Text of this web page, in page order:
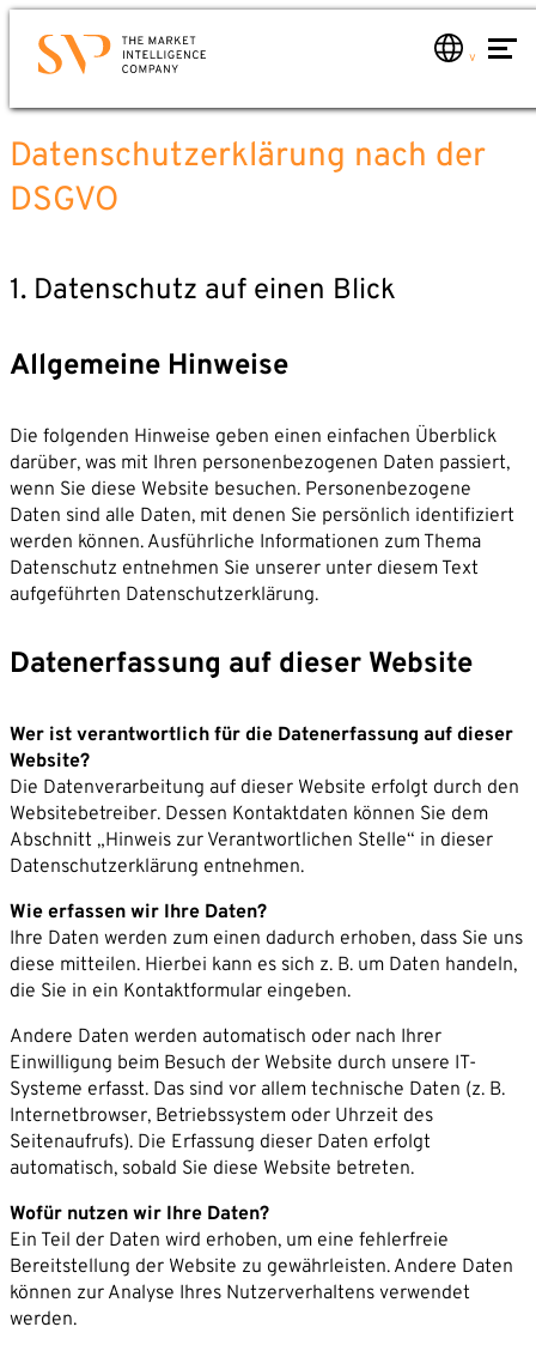
Zum
Hauptinhalt
springen
Leistungen
Marktmonitoring global
MI-Schulung
Über uns
SVP-Team
Market Intelligence
Partner
Karriere
Kontakt
Datenschutzerklärung nach der
DSGVO
1. Datenschutz auf einen Blick
Allgemeine Hinweise
Die folgenden Hinweise geben einen einfachen Überblick
darüber, was mit Ihren personenbezogenen Daten passiert,
wenn Sie diese Website besuchen. Personenbezogene
Daten sind alle Daten, mit denen Sie persönlich identifiziert
werden können. Ausführliche Informationen zum Thema
Datenschutz entnehmen Sie unserer unter diesem Text
aufgeführten Datenschutzerklärung.
Datenerfassung auf dieser Website
Wer ist verantwortlich für die Datenerfassung auf dieser
Website?
Die Datenverarbeitung auf dieser Website erfolgt durch den
Websitebetreiber. Dessen Kontaktdaten können Sie dem
Abschnitt „Hinweis zur Verantwortlichen Stelle“ in dieser
Datenschutzerklärung entnehmen.
Wie erfassen wir Ihre Daten?
Ihre Daten werden zum einen dadurch erhoben, dass Sie uns
diese mitteilen. Hierbei kann es sich z. B. um Daten handeln,
die Sie in ein Kontaktformular eingeben.
Andere Daten werden automatisch oder nach Ihrer
Einwilligung beim Besuch der Website durch unsere IT-
Systeme erfasst. Das sind vor allem technische Daten (z. B.
Internetbrowser, Betriebssystem oder Uhrzeit des
Seitenaufrufs). Die Erfassung dieser Daten erfolgt
automatisch, sobald Sie diese Website betreten.
Wofür nutzen wir Ihre Daten?
Ein Teil der Daten wird erhoben, um eine fehlerfreie
Bereitstellung der Website zu gewährleisten. Andere Daten
können zur Analyse Ihres Nutzerverhaltens verwendet
werden.
Kontakt
Sie möchten wissen, wie Sie Market Intelligence für
Ihr Unternehmen nutzen können? Oder mehr über
bei Ihnen melden.
E-Mail: service@svp.de
Schreiben Sie uns!
Name*
Unternehmen*
E-Mail-Adresse*
Telefon*
Nachricht
Mit dem Absenden willigen Sie ein, dass die SVP
Deutschland AG Ihre angegebenen Kontaktdaten
elektronisch erhebt, speichert und evtl. verarbeitet.
Weitere Informationen finden Sie in unserer
Datenschutzerklärung